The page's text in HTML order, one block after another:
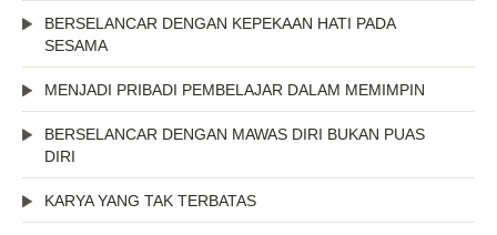
BERSELANCAR DENGAN KEPEKAAN HATI PADA
SESAMA
MENJADI PRIBADI PEMBELAJAR DALAM MEMIMPIN
BERSELANCAR DENGAN MAWAS DIRI BUKAN PUAS
DIRI
KARYA YANG TAK TERBATAS